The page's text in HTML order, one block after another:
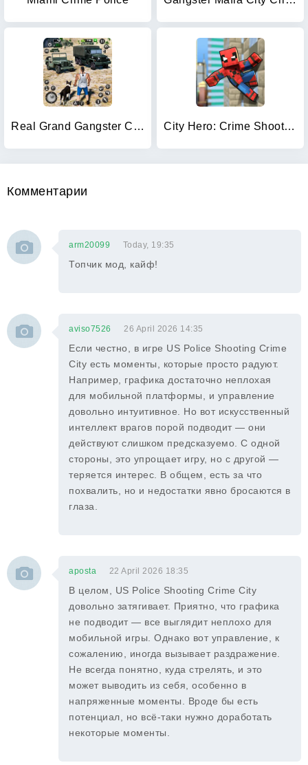
Real Grand Gangster Crime City City Hero: Crime Shoot Puzzle
Комментарии
arm20099 Today, 19:35
Топчик мод, кайф!
aviso7526 26 April 2026 14:35
Если честно, в игре US Police Shooting Crime
City есть моменты, которые просто радуют.
Например, графика достаточно неплохая
для мобильной платформы, и управление
довольно интуитивное. Но вот искусственный
интеллект врагов порой подводит — они
действуют слишком предсказуемо. С одной
стороны, это упрощает игру, но с другой —
теряется интерес. В общем, есть за что
похвалить, но и недостатки явно бросаются в
глаза.
aposta 22 April 2026 18:35
В целом, US Police Shooting Crime City
довольно затягивает. Приятно, что графика
не подводит — все выглядит неплохо для
мобильной игры. Однако вот управление, к
сожалению, иногда вызывает раздражение.
Не всегда понятно, куда стрелять, и это
может выводить из себя, особенно в
напряженные моменты. Вроде бы есть
потенциал, но всё-таки нужно доработать
некоторые моменты.